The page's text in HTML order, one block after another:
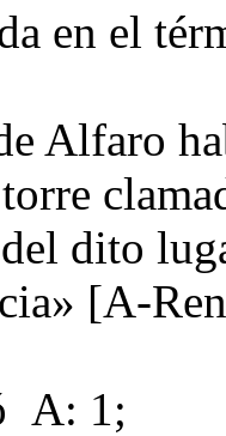
en el
Alfaro
dito
[A-
A: 1;